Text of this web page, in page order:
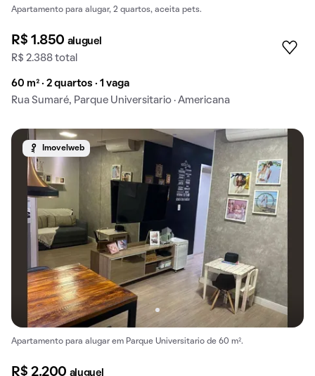
Apartamento para alugar, 2 quartos, aceita pets.
R$ 1.850 aluguel
R$ 2.388 total
60 m² · 2 quartos · 1 vaga
Rua Sumaré, Parque Universitario · Americana
Imovelweb
Apartamento para alugar em Parque Universitario de 60 m².
R$ 2.200 aluguel